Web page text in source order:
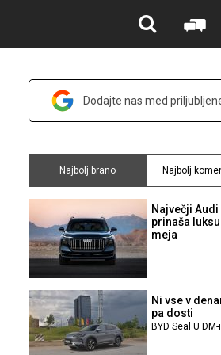
Dodajte nas med
Najbolj brano Najbolj
Največji Audi
prinaša
meja
Ni vse v
pa dosti
BYD Seal U